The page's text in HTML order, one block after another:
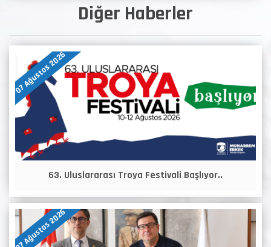
Diğer Haberler
07 Ağustos 2026
63. Uluslararası Troya Festivali Başlıyor..
07 Ağustos 2026